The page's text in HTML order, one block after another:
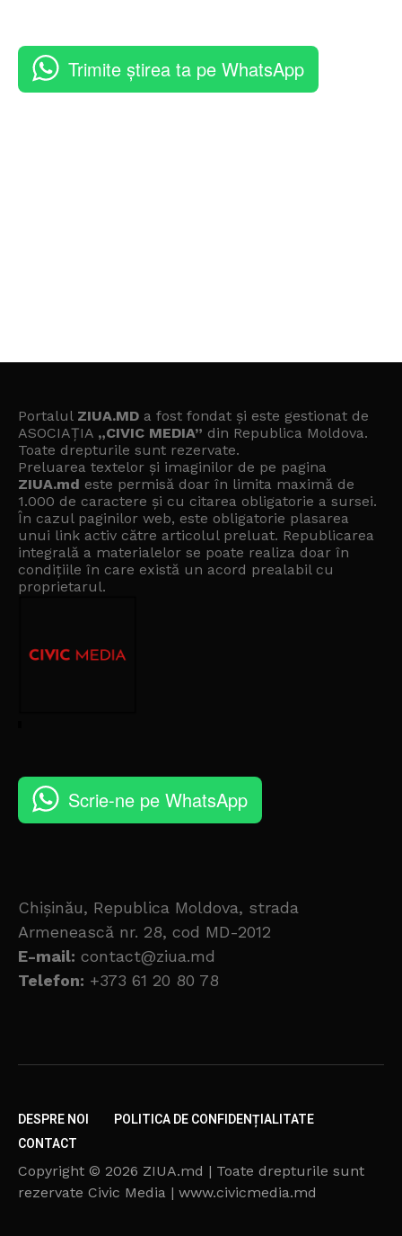
Trimite știrea ta pe WhatsApp
Portalul ZIUA.MD a fost fondat și este gestionat de
ASOCIAȚIA „CIVIC MEDIA” din Republica Moldova.
Toate drepturile sunt rezervate.
Preluarea textelor și imaginilor de pe pagina
ZIUA.md este permisă doar în limita maximă de
1.000 de caractere și cu citarea obligatorie a sursei.
În cazul paginilor web, este obligatorie plasarea
unui link activ către articolul preluat. Republicarea
integrală a materialelor se poate realiza doar în
condițiile în care există un acord prealabil cu
proprietarul.
Scrie-ne pe WhatsApp
Chișinău, Republica Moldova, strada
Armenească nr. 28, cod MD-2012
E-mail: contact@ziua.md
Telefon: +373 61 20 80 78
DESPRE NOI
POLITICA DE CONFIDENȚIALITATE
CONTACT
Copyright © 2026 ZIUA.md | Toate drepturile sunt
rezervate Civic Media | www.civicmedia.md